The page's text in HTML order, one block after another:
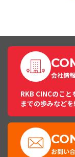
会社情報
RKB CINCのこ
までの歩みなどを
お問い